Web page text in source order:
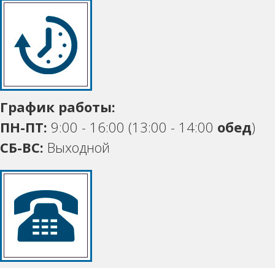
График работы:
ПН-ПТ: 9:00 - 16:00 (13:00 - 14:00 обед)
СБ-ВС: Выходной